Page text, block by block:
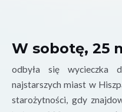
W sobotę, 25
odbyła się wycieczka
najstarszych miast w
starożytności, gdy